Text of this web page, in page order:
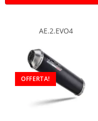
AE.2.EVO4
OFFERTA!